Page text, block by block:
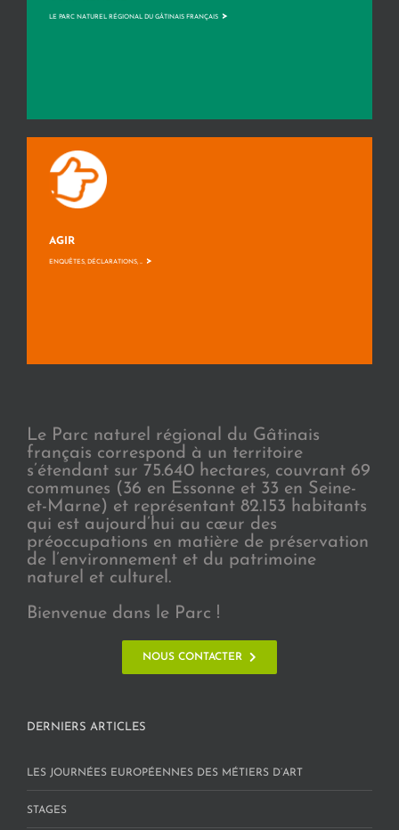
LE PARC NATUREL RÉGIONAL DU GÂTINAIS FRANÇAIS >
AGIR
ENQUÊTES, DÉCLARATIONS, ... >
Le Parc naturel régional du Gâtinais
français correspond à un territoire
s’étendant sur 75.640 hectares, couvrant 69
communes (36 en Essonne et 33 en Seine-
et-Marne) et représentant 82.153 habitants
qui est aujourd’hui au cœur des
préoccupations en matière de préservation
de l’environnement et du patrimoine
naturel et culturel.
Bienvenue dans le Parc !
NOUS CONTACTER
DERNIERS ARTICLES
LES JOURNÉES EUROPÉENNES DES MÉTIERS D’ART
STAGES